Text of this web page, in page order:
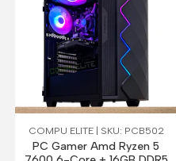
COMPU ELITE | SKU: PCB502
PC Gamer Amd Ryzen 5